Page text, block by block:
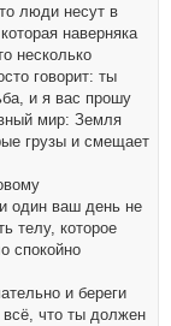
люди несут в
наверняка
несколько
говорит: ты
и я вас прошу
мир: Земля
грузы и смещает
один ваш день не
телу, которое
спокойно
и береги
что ты должен